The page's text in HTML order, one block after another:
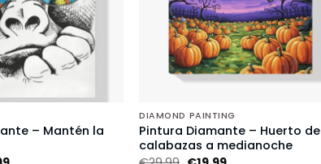
– Mantén la
DIAMOND PAINTING
Pintura Diamante – Huerto de
calabazas a medianoche